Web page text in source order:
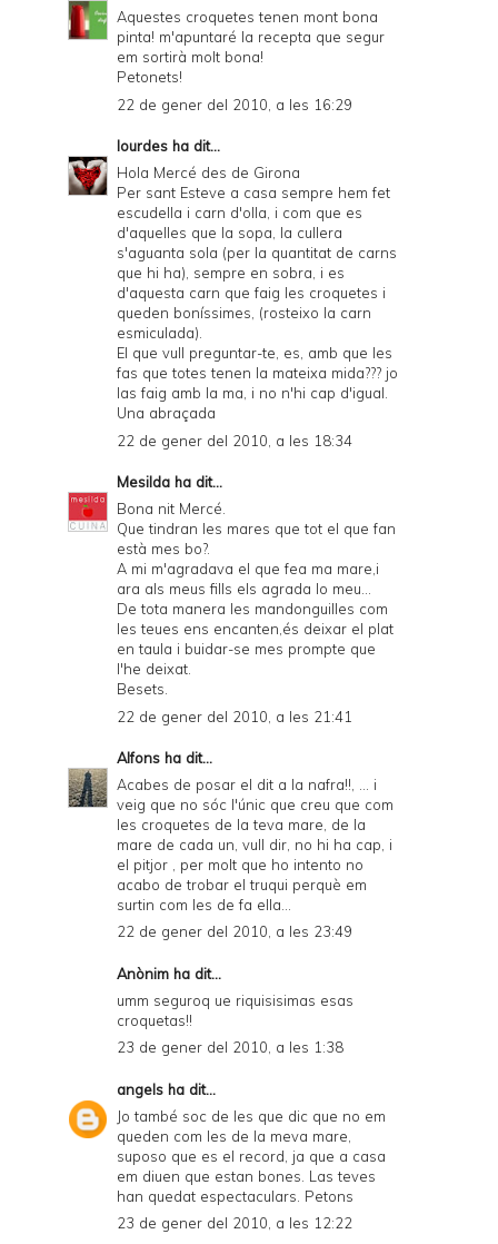
Aquestes croquetes tenen mont bona
pinta! m'apuntaré la recepta que segur
em sortirà molt bona!
Petonets!
22 de gener del 2010, a les 16:29
lourdes ha dit...
Hola Mercé des de Girona
Per sant Esteve a casa sempre hem fet
escudella i carn d'olla, i com que es
d'aquelles que la sopa, la cullera
s'aguanta sola (per la quantitat de carns
que hi ha), sempre en sobra, i es
d'aquesta carn que faig les croquetes i
queden boníssimes, (rosteixo la carn
esmiculada).
El que vull preguntar-te, es, amb que les
fas que totes tenen la mateixa mida??? jo
las faig amb la ma, i no n'hi cap d'igual.
Una abraçada
22 de gener del 2010, a les 18:34
Mesilda ha dit...
Bona nit Mercé.
Que tindran les mares que tot el que fan
està mes bo?.
A mi m'agradava el que fea ma mare,i
ara als meus fills els agrada lo meu...
De tota manera les mandonguilles com
les teues ens encanten,és deixar el plat
en taula i buidar-se mes prompte que
l'he deixat.
Besets.
22 de gener del 2010, a les 21:41
Alfons ha dit...
Acabes de posar el dit a la nafra!!, ... i
veig que no sóc l'únic que creu que com
les croquetes de la teva mare, de la
mare de cada un, vull dir, no hi ha cap, i
el pitjor , per molt que ho intento no
acabo de trobar el truqui perquè em
surtin com les de fa ella...
22 de gener del 2010, a les 23:49
Anònim ha dit...
umm seguroq ue riquisisimas esas
croquetas!!
23 de gener del 2010, a les 1:38
angels ha dit...
Jo també soc de les que dic que no em
queden com les de la meva mare,
suposo que es el record, ja que a casa
em diuen que estan bones. Las teves
han quedat espectaculars. Petons
23 de gener del 2010, a les 12:22